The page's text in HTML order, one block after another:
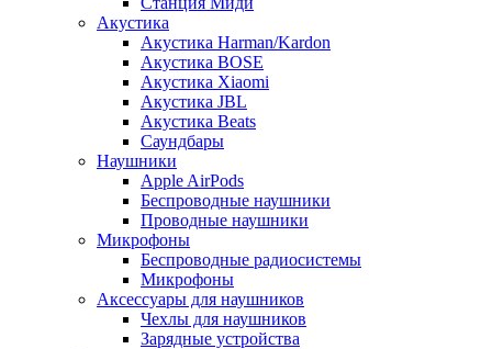
Акустика
Акустика Harman/Kardon
Акустика BOSE
Акустика Xiaomi
Акустика JBL
Акустика Beats
Саундбары
Наушники
Apple AirPods
Беспроводные наушники
Проводные наушники
Микрофоны
Беспроводные радиосистемы
Микрофоны
Аксессуары для наушников
Чехлы для наушников
Зарядные устройства